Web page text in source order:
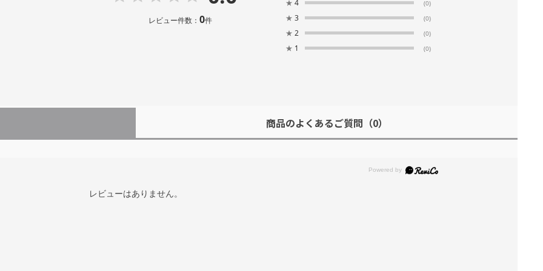
レビュー件数： 0件
★ 4 (0)
★ 3 (0)
★ 2 (0)
★ 1 (0)
商品のよくあるご質問 （0）
レビューはありません。